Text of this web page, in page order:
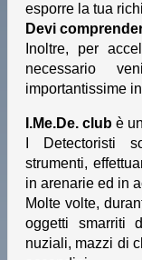
esporre la tua
Devi
Inoltre, per
necessario
importantissime
I.Me.De. club è
I Detectoristi
strumenti,
in arenarie ed in
Molte volte,
oggetti smarriti
nuziali, mazzi di